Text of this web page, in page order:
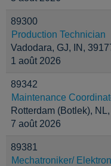
89300
Production Technician
Vadodara, GJ, IN,
1 août 2026
89342
Maintenance
Rotterdam (Botlek),
7 août 2026
89381
Mechatroniker/